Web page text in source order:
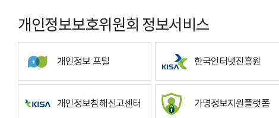
개인정보보호위원회 정보서비스
개인정보 포털 한국인터넷진흥원
개인정보침해신고센터 가명정보지원플랫폼